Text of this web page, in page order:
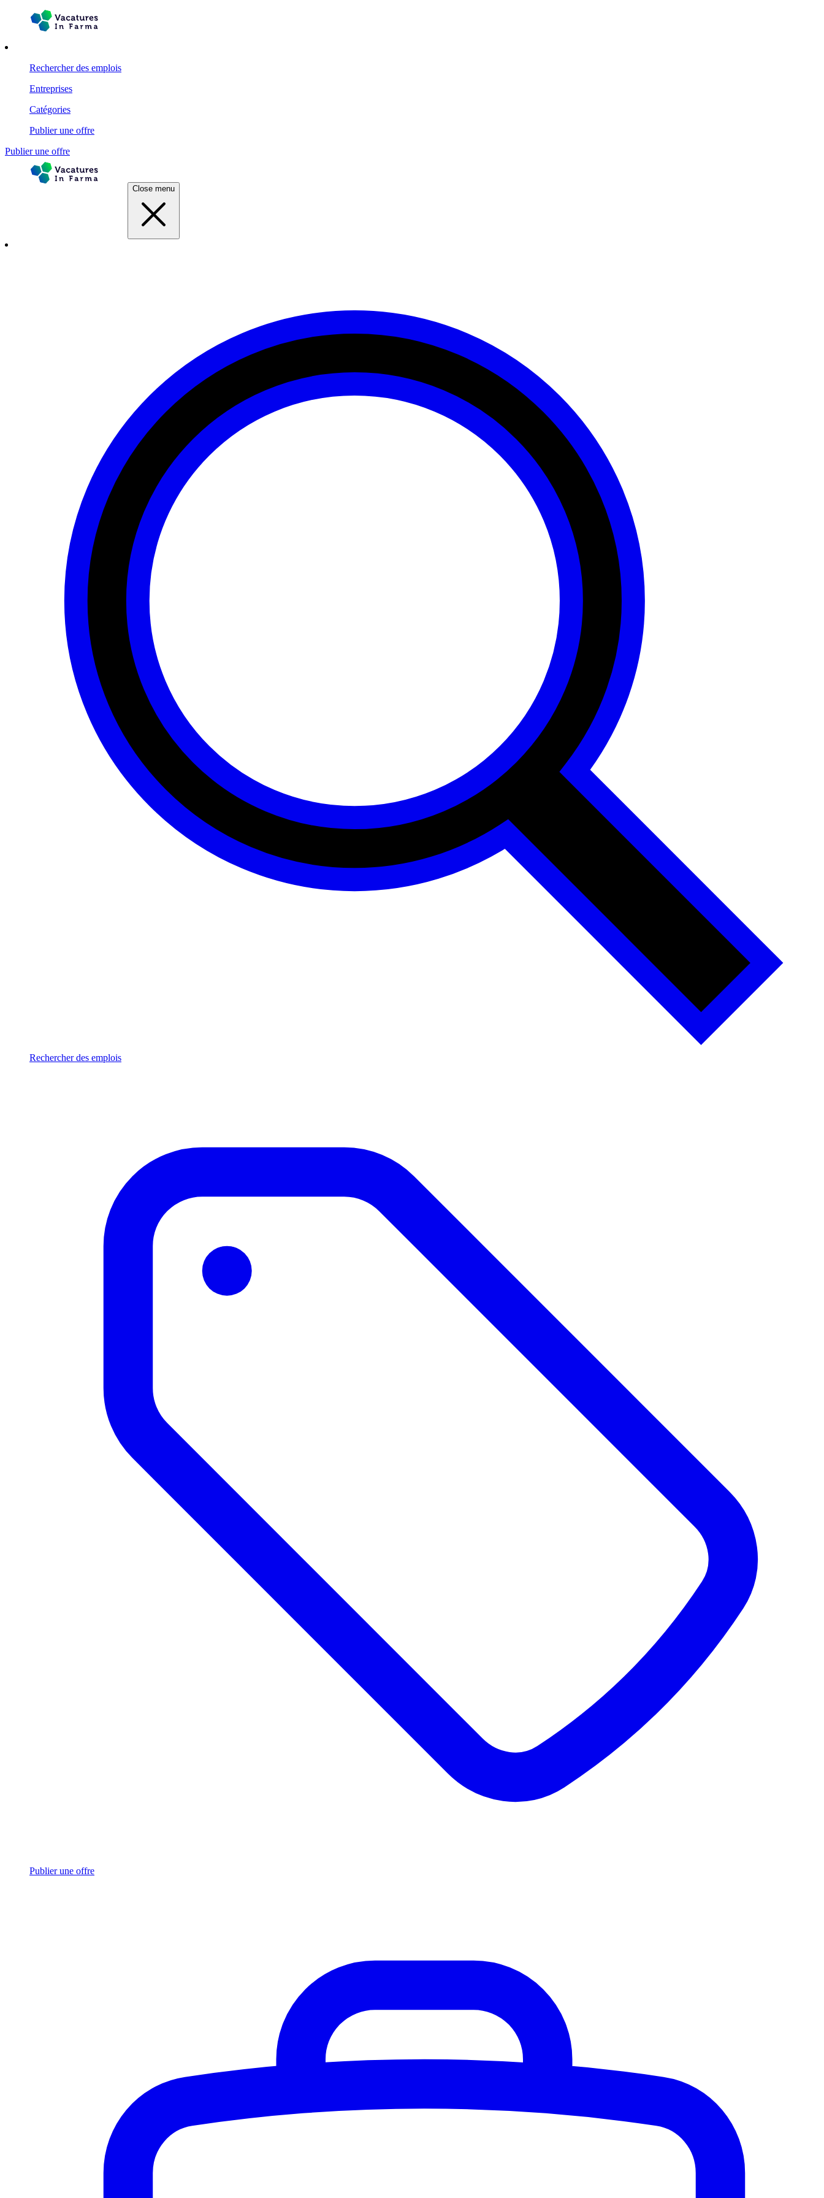
Rechercher des emplois
Entreprises
Catégories
Publier une offre
Publier une offre
Close menu
Rechercher des emplois
Publier une offre